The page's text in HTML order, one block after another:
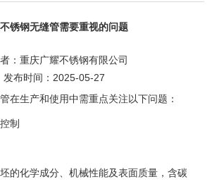
锈钢无缝管需要重视的问题
：重庆广耀不锈钢有限公司
发布时间：2025-05-27
在生产和使用中需重点关注以下问题：
制
的化学成分、机械性能及表面质量，含碳